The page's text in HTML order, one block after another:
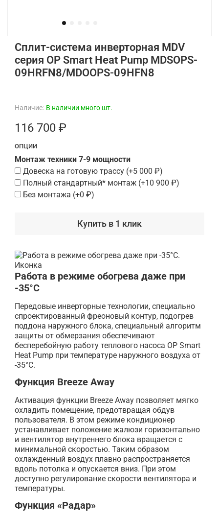
Наличие: В наличии много шт.
Cплит-система инверторная MDV
серия OP Smart Heat Pump MDSOPS-
09HRFN8/MDOOPS-09HFN8
116 700 ₽
Купить в 1 клик
ОПЦИИ
Монтаж техники 7-9 мощности
Довеска на готовую трассу (+5 000 ₽)
Полный стандартный* монтаж (+10 900 ₽)
Без монтажа (+0 ₽)
Работа в режиме обогрева даже при
-35°С
Передовые инверторные технологии, специально
спроектированный фреоновый контур, подогрев
поддона наружного блока, специальный алгоритм
защиты от обмерзания обеспечивают
бесперебойную работу теплового насоса OP Smart
Heat Pump при температуре наружного воздуха от
-35°С.
Функция Breeze Away
Активация функции Breeze Away позволяет мягко
охладить помещение, предотвращая обдув
пользователя. В этом режиме кондиционер
устанавливает положение жалюзи горизонтально
и вентилятор внутреннего блока вращается с
минимальной скоростью. Таким образом
охлажденный воздух плавно распространяется
вдоль потолка и опускается вниз. При этом
доступно регулирование скорости вентилятора и
температуры.
Функция «Радар»